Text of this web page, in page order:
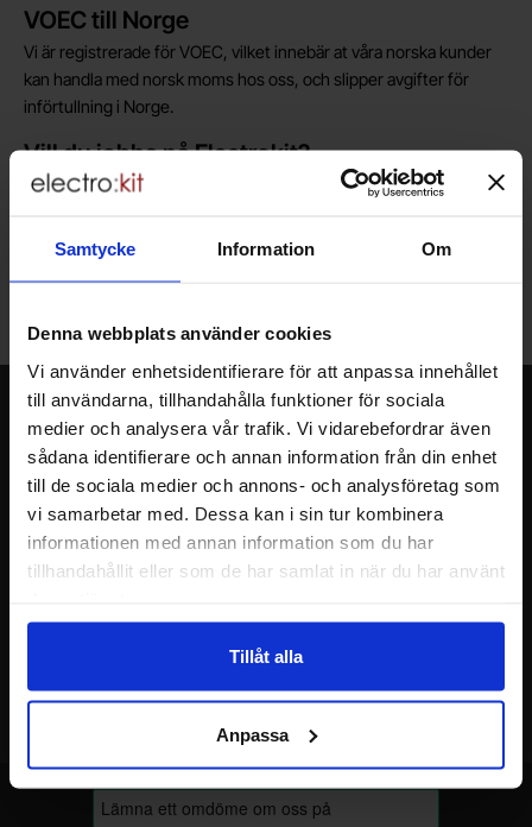
Samtycke Information Om
Denna webbplats använder cookies
Vi använder enhetsidentifierare för att anpassa innehållet
till användarna, tillhandahålla funktioner för sociala
medier och analysera vår trafik. Vi vidarebefordrar även
sådana identifierare och annan information från din enhet
till de sociala medier och annons- och analysföretag som
vi samarbetar med. Dessa kan i sin tur kombinera
informationen med annan information som du har
tillhandahållit eller som de har samlat in när du har använt
Tillåt alla
Anpassa
VOEC till Norge
Vi är registrerade för VOEC, vilket innebär at våra norska kunder
kan handla med norsk moms hos oss, och slipper avgifter för
införtullning i Norge.
Vill du jobba på Electrokit?
Läs mer om att jobba på electrokit
Lagerbutik i Malmö
10-17. För snabbare service, gör en förbeställning.
Nyhetsbrev
Jag önskar erbjudanden, rabatter och produktnyheter direkt till min
Du kommer att få ca 1 utskick / månad. Avbryt enkelt när du vill.
Ditt namn